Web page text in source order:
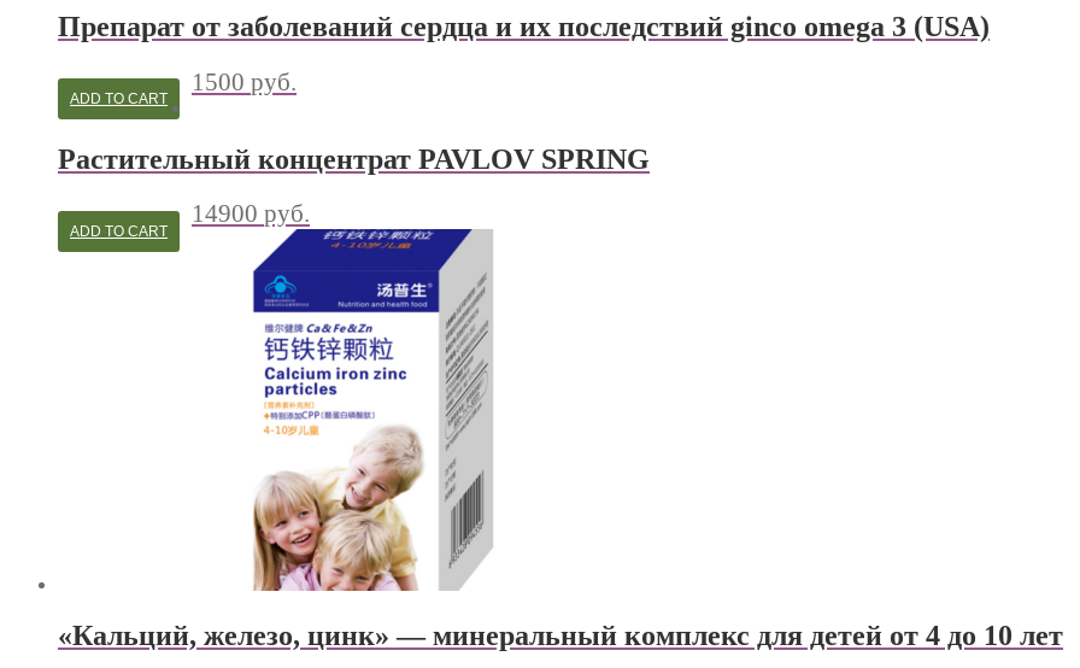
Препарат от заболеваний сердца и их последствий ginco omega 3 (USA)
1500 руб.
ADD TO CART
Растительный концентрат PAVLOV SPRING
14900 руб.
ADD TO CART
«Кальций, железо, цинк» — минеральный комплекс для детей от 4 до 10 лет